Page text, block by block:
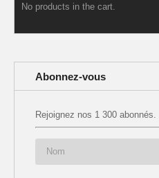
No products in the cart.
Abonnez-vous
Rejoignez nos 1 300 abonnés.